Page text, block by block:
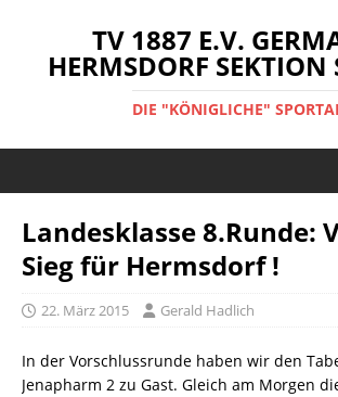
TV 1887 E.V.
HERMSDORF SEKTION
DIE "KÖNIGLICHE"
Landesklasse 8.Runde:
Sieg für Hermsdorf !
22. März 2015 Gerald Hadlich
In der Vorschlussrunde haben wir den
Jenapharm 2 zu Gast. Gleich am Morgen